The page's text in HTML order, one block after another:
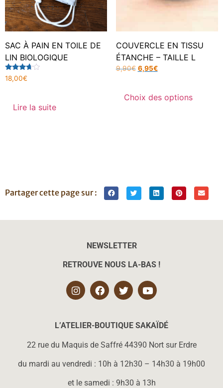
SAC À PAIN EN TOILE DE
LIN BIOLOGIQUE
Note
3.50
18,00€
Lire la suite
COUVERCLE EN TISSU
ÉTANCHE – TAILLE L
9,90€ 6,95€
Choix des options
Partager cette page sur :
L’ATELIER-BOUTIQUE SAKAÏDÉ
22 rue du Maquis de Saffré 44390 Nort sur Erdre
du mardi au vendredi : 10h à 12h30 – 14h30 à 19h00
et le samedi : 9h30 à 13h
NEWSLETTER
RETROUVE NOUS LA-BAS !